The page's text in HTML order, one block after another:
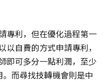
專利，但在優化過程第一
自費的方式申請專利，
即可多分一點利潤，至少
而尋找技轉機會則是中